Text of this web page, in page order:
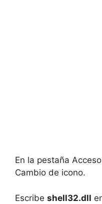
En la pestaña
Cambio de icono.
Escribe shell32.dll